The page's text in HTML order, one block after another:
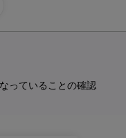
っていることの確認